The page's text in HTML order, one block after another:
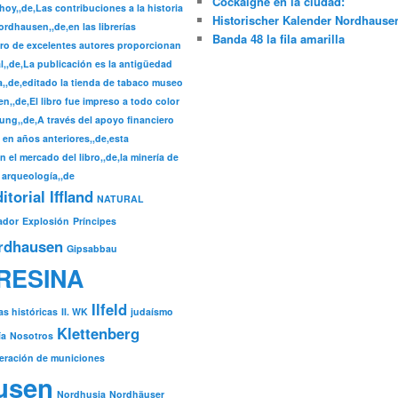
contribuciones a la historia
las librerías
de excelentes autores proporcionan
publicación es la antigüedad
la tienda de tabaco museo
libro fue impreso a todo color
través del apoyo financiero
años anteriores,,de,esta
el mercado del libro,,de,la minería de
Iffland NATURAL
Explosión Príncipes
Gipsabbau
históricas II. WK Ilfeld judaísmo
Nosotros Klettenberg
de municiones
Nordhusia Nordhäuser
Historischer Kalender
Banda 48 la fila amarilla